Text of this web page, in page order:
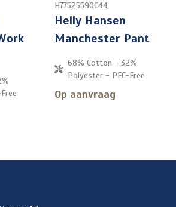
H77525590C44
Helly Hansen
Manchester Pant
68% Cotton - 32%
Polyester - PFC-Free
Op aanvraag